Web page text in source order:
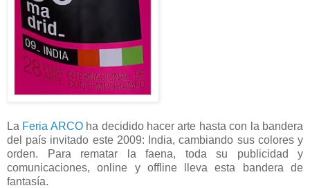
La Feria ARCOha decidido hacer arte hasta con la bandera
del país invitado este 2009: India, cambiando sus colores y
orden. Para rematar la faena, toda su publicidad y
comunicaciones, online y offline lleva esta bandera de
fantasía.